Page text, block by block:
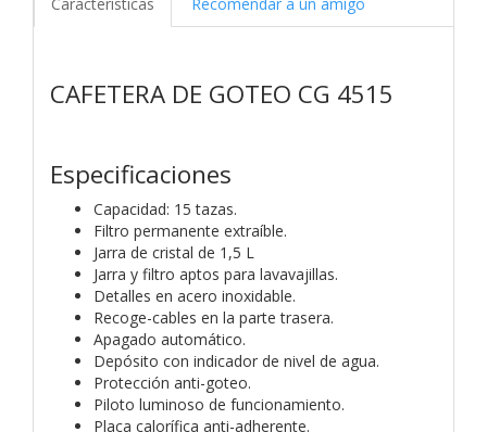
CAFETERA DE GOTEO CG 4515
Especificaciones
Capacidad: 15 tazas.
Filtro permanente extraíble.
Jarra de cristal de 1,5 L
Jarra y filtro aptos para lavavajillas.
Detalles en acero inoxidable.
Recoge-cables en la parte trasera.
Apagado automático.
Depósito con indicador de nivel de agua.
Protección anti-goteo.
Piloto luminoso de funcionamiento.
Placa calorífica anti-adherente.